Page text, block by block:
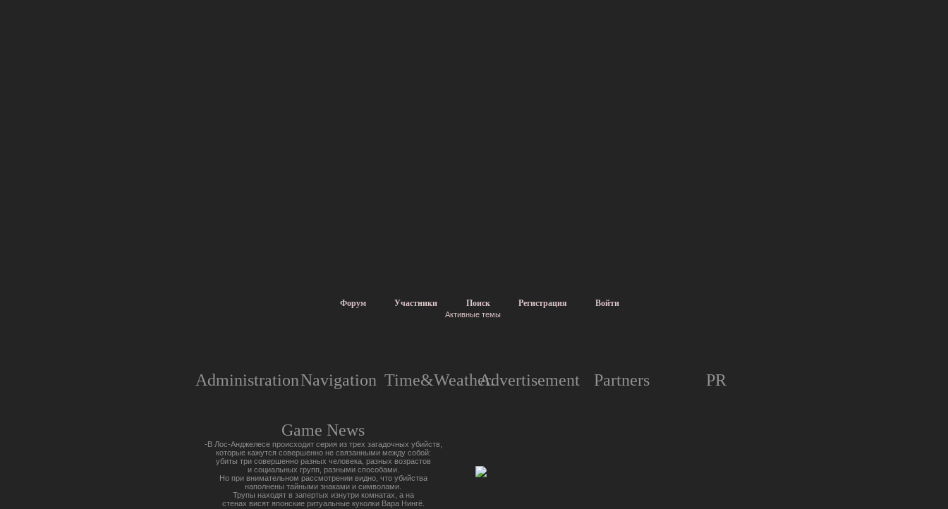
Форум Участники Поиск Регистрация Войти
Активные темы
AdministrationNavigation Time&Weather.Advertisement Partners PR
Game News
-В Лос-Анджелесе происходит серия из трех загадочных убийств,
которые кажутся совершенно не связанными между собой:
убиты три совершенно разных человека, разных возрастов
и социальных групп, разными способами.
Но при внимательном рассмотрении видно, что убийства
наполнены тайными знаками и символами.
Трупы находят в запертых изнутри комнатах, а на
стенах висят японские ритуальные куколки Вара Нингё.